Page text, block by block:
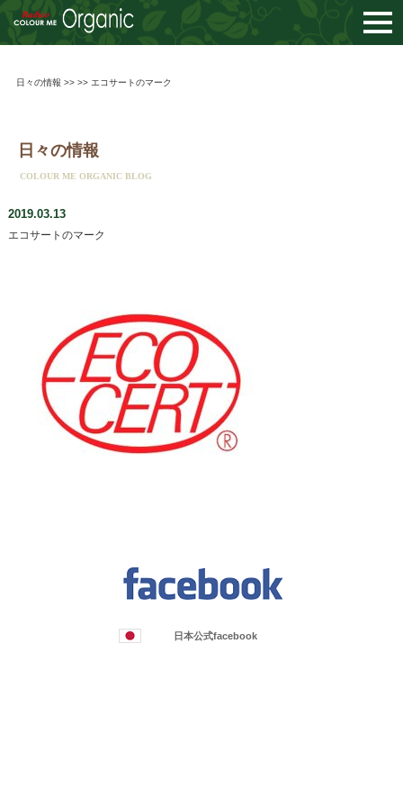
日々の情報 >> >> エコサートのマーク
日々の情報
COLOUR ME ORGANIC BLOG
2019.03.13
エコサートのマーク
日本公式facebook